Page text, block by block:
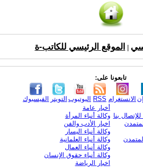
الموقع الرئيسي للكاتب-ة
تابعونا على:
الفيسبوك التويتر اليوتيوب RSS الانستغرام
بنا
أخبار عامة
وكالة أنباء المرأة
اخبار الأدب والفن
وكالة أنباء اليسار
وكالة أنباء العلمانية
وكالة أنباء العمال
وكالة أنباء حقوق الإنسان
اخبار الرياضة